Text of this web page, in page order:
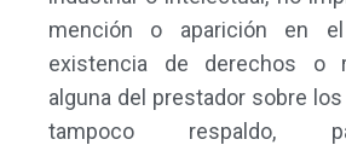
mención o aparición en
existencia de derechos o
alguna del prestador sobre
tampoco respaldo,